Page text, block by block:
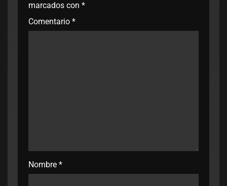
marcados con *
Comentario *
Nombre *